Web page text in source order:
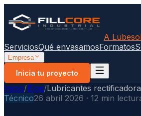
A
ServiciosQué envasamosFormatos
Empresa
Inicia tu proyecto
Inicio/Blog/Lubricantes
Técnico26 abril 2026 · 12 min